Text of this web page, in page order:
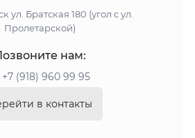
ул. Братская 180 (угол с ул.
Пролетарской)
нам:
+7 (918) 960 99 95
в контакты